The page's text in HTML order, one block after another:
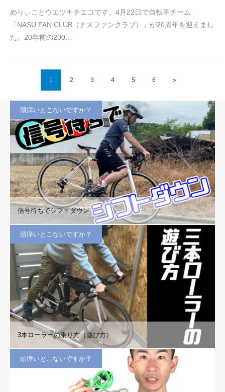
めりぃことウエツキチエコです。4月22日で自転車チーム
「NASU FAN CLUB（ナスファンクラブ）」が20周年を迎えまし
た。20年前の200…
1 2 3 4 5 6 »
頭痒いとこないですか？
信号待ちでシフトダウン
頭痒いとこないですか？
3本ローラーの乗り方（遊び方）
頭痒いとこないですか？